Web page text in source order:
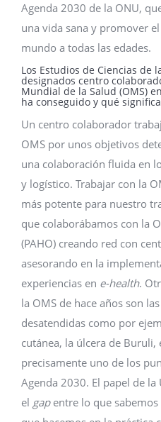
Agenda 2030 de la ONU,
una vida sana y promover
mundo a todas las edades.
Los Estudios de Ciencias de
designados centro
Mundial de la Salud (OMS)
ha conseguido y qué
Un centro colaborador
OMS por unos objetivos
una colaboración fluida en
y logístico. Trabajar con la
más potente para nuestro
que colaborábamos con la
(PAHO) creando red con
asesorando en la
experiencias en e-health.
la OMS de hace años son
desatendidas como por
cutánea, la úlcera de Buruli,
precisamente uno de los
Agenda 2030. El papel de la
el gapentre lo que